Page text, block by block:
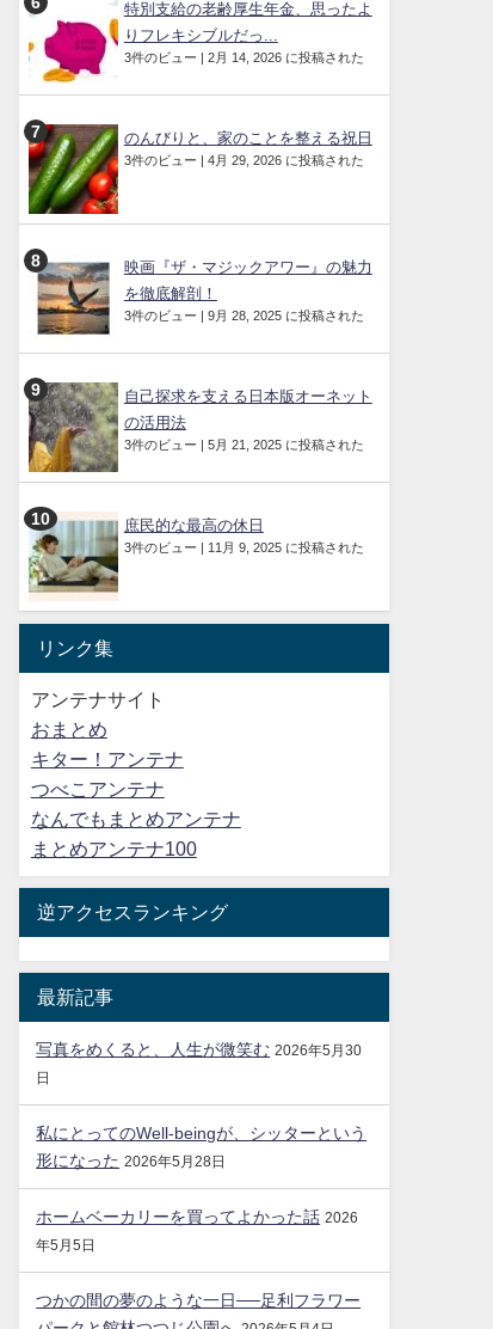
特別支給の老齢厚生年金、思ったよ
りフレキシブルだっ...
3件のビュー | 2月 14, 2026 に投稿された
のんびりと、家のことを整える祝日
3件のビュー | 4月 29, 2026 に投稿された
映画『ザ・マジックアワー』の魅力
を徹底解剖！
3件のビュー | 9月 28, 2025 に投稿された
自己探求を支える日本版オーネット
の活用法
3件のビュー | 5月 21, 2025 に投稿された
庶民的な最高の休日
3件のビュー | 11月 9, 2025 に投稿された
リンク集
アンテナサイト
おまとめ
キター！アンテナ
つべこアンテナ
なんでもまとめアンテナ
まとめアンテナ100
逆アクセスランキング
最新記事
写真をめくると、人生が微笑む 2026年5月30
日
私にとってのWell-beingが、シッターという
形になった 2026年5月28日
ホームベーカリーを買ってよかった話 2026
年5月5日
つかの間の夢のような一日──足利フラワー